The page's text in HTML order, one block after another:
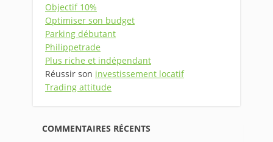
Objectif 10%
Optimiser son budget
Parking débutant
Philippetrade
Plus riche et indépendant
Réussir son investissement locatif
Trading attitude
COMMENTAIRES RÉCENTS